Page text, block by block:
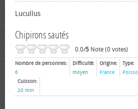
Lucullus
Chipirons sautés
0.0/5 Note (0 votes)
Nombre de personnes:
6
Difficulté:
moyen
Origine:
France
Type:
Cuisson:
20 min